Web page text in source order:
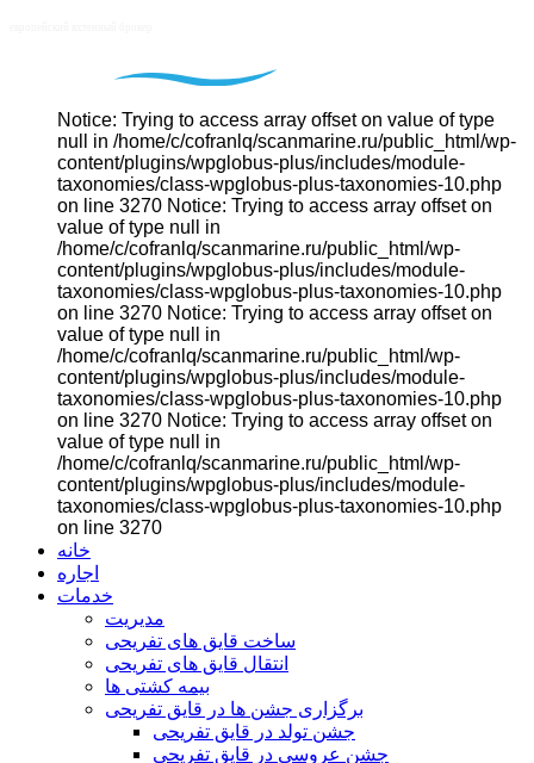
Notice: Trying to access array offset on value of type
null in /home/c/cofranlq/scanmarine.ru/public_html/wp-
content/plugins/wpglobus-plus/includes/module-
taxonomies/class-wpglobus-plus-taxonomies-10.php
on line 3270 Notice: Trying to access array offset on
value of type null in
/home/c/cofranlq/scanmarine.ru/public_html/wp-
content/plugins/wpglobus-plus/includes/module-
taxonomies/class-wpglobus-plus-taxonomies-10.php
on line 3270 Notice: Trying to access array offset on
value of type null in
/home/c/cofranlq/scanmarine.ru/public_html/wp-
content/plugins/wpglobus-plus/includes/module-
taxonomies/class-wpglobus-plus-taxonomies-10.php
on line 3270 Notice: Trying to access array offset on
value of type null in
/home/c/cofranlq/scanmarine.ru/public_html/wp-
content/plugins/wpglobus-plus/includes/module-
taxonomies/class-wpglobus-plus-taxonomies-10.php
on line 3270
خانه
اجاره
خدمات
مدیریت
ساخت قایق های تفریحی
انتقال قایق های تفریحی
بیمه کشتی ها
برگزاری جشن ها در قایق تفریحی
جشن تولد در قایق تفریحی
جشن عروسی در قایق تفریحی